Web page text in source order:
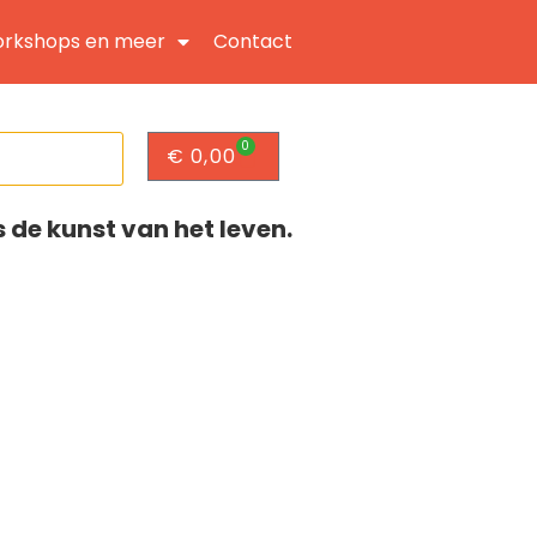
en meer Contact
€ 0,00 0
de kunst van het leven.